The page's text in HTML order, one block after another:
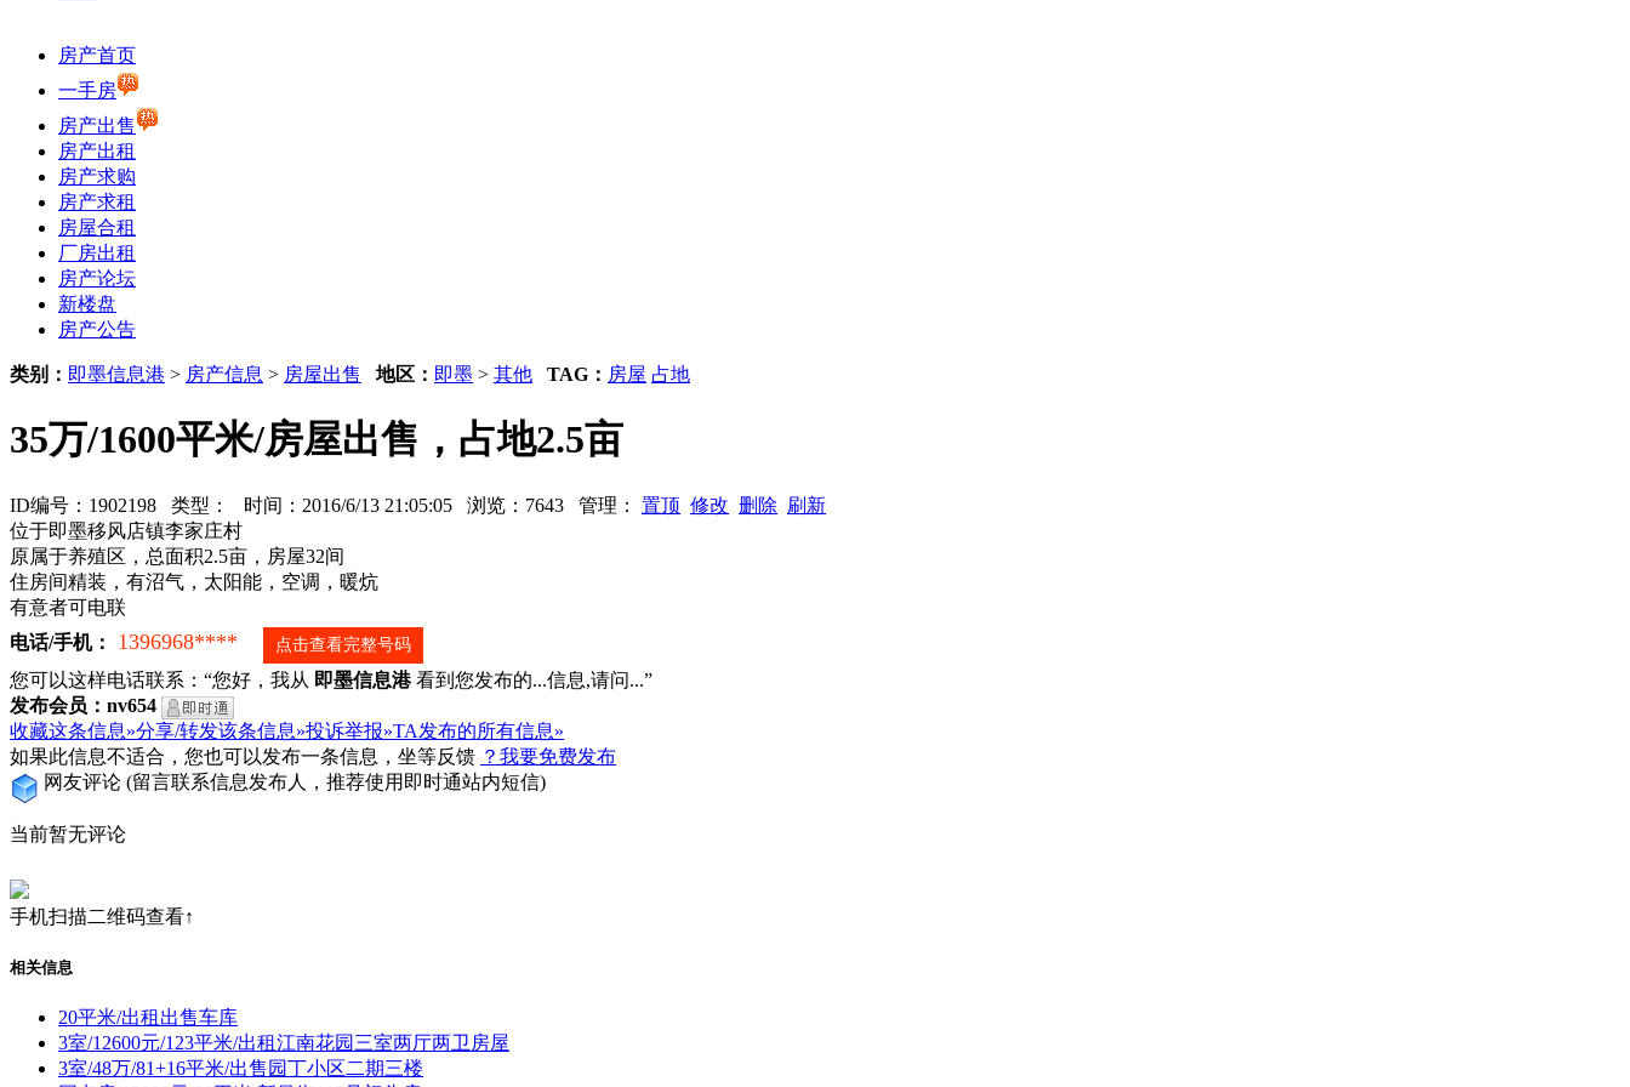
房产首页
一手房
房产出售
房产出租
房产求购
房产求租
房屋合租
厂房出租
房产论坛
新楼盘
房产公告
类别： 即墨信息港 > 房产信息 > 房屋出售 地区： 即墨 > 其他 TAG： 房屋 占地
35万/1600平米/房屋出售，占地2.5亩
ID编号：1902198 类型： 时间：2016/6/13 21:05:05 浏览：7643 管理： 置顶 修改 删除 刷新
位于即墨移风店镇李家庄村
原属于养殖区，总面积2.5亩，房屋32间
住房间精装，有沼气，太阳能，空调，暖炕
有意者可电联
电话/手机：
1396968**** 点击查看完整号码
您可以这样电话联系：“您好，我从 即墨信息港看到您发布的...信息,请问...”
发布会员：nv654
收藏这条信息»分享/转发该条信息»投诉举报»TA发布的所有信息»
如果此信息不适合，您也可以发布一条信息，坐等反馈 ？我要免费发布
网友评论 (留言联系信息发布人，推荐使用即时通站内短信)
当前暂无评论
手机扫描二维码查看↑
相关信息
20平米/出租出售车库
3室/12600元/123平米/出租江南花园三室两厅两卫房屋
3室/48万/81+16平米/出售园丁小区二期三楼